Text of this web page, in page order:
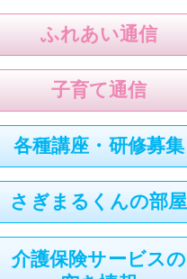
ふれあい通信
子育て通信
各種講座・研修募集
さぎまるくんの部屋
介護保険サービスの